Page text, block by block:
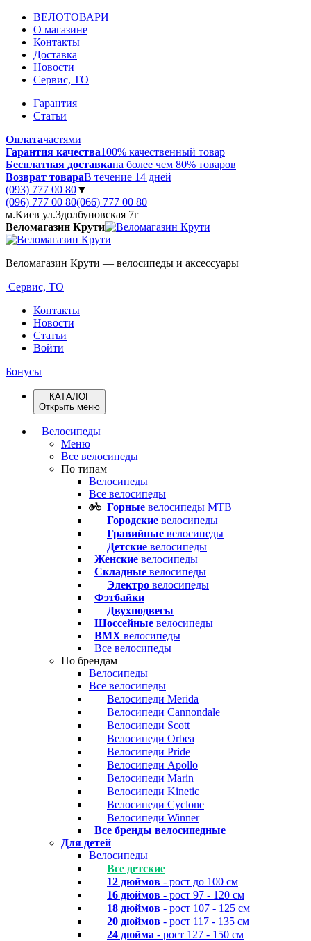
ВЕЛОТОВАРИ
О магазине
Контакты
Доставка
Новости
Сервис, ТО
Гарантия
Статьи
Оплатачастями
Гарантия качества100% качественный товар
Бесплатная доставкана более чем 80% товаров
Возврат товараВ течение 14 дней
(093) 777 00 80▼
(096) 777 00 80(066) 777 00 80
м.Киев ул.Здолбуновская 7г
Веломагазин Крути
Веломагазин Крути — велосипеды и аксессуары
Сервис, ТО
Контакты
Новости
Статьи
Войти
Бонусы
КАТАЛОГ
Открыть меню
Велосипеды
Меню
Все велосипеды
По типам
Велосипеды
Все велосипеды
Горные велосипеды MTB
Городские велосипеды
Гравийные велосипеды
Детские велосипеды
Женские велосипеды
Складные велосипеды
Электро велосипеды
Фэтбайки
Двухподвесы
Шоссейные велосипеды
BMX велосипеды
Все велосипеды
По брендам
Велосипеды
Все велосипеды
Велосипеди Merida
Велосипеди Cannondale
Велосипеди Scott
Велосипеди Orbea
Велосипеди Pride
Велосипеди Apollo
Велосипеди Marin
Велосипеди Kinetic
Велосипеди Cyclone
Велосипеди Winner
Все бренды велосипедные
Для детей
Велосипеды
Все детские
12 дюймов - рост до 100 см
16 дюймов - рост 97 - 120 см
18 дюймов - рост 107 - 125 см
20 дюймов - рост 117 - 135 см
24 дюйма - рост 127 - 150 см